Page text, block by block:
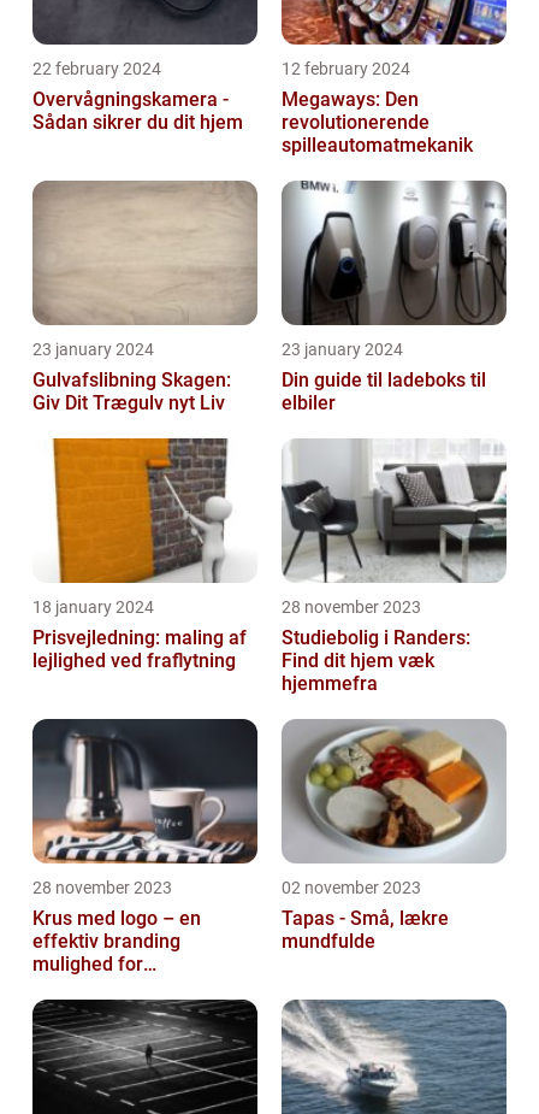
22 february 2024
Overvågningskamera -
Sådan sikrer du dit hjem
12 february 2024
Megaways: Den
revolutionerende
spilleautomatmekanik
23 january 2024
Gulvafslibning Skagen:
Giv Dit Trægulv nyt Liv
23 january 2024
Din guide til ladeboks til
elbiler
18 january 2024
Prisvejledning: maling af
lejlighed ved fraflytning
28 november 2023
Studiebolig i Randers:
Find dit hjem væk
hjemmefra
28 november 2023
Krus med logo – en
effektiv branding
mulighed for
02 november 2023
Tapas - Små, lækre
mundfulde